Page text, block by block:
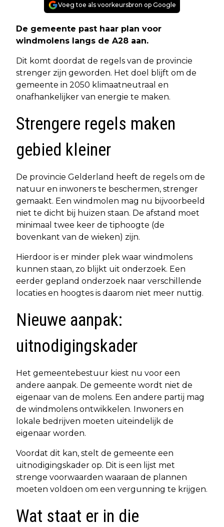
Voeg toe als voorkeursbron op Google
De gemeente past haar plan voor
windmolens langs de A28 aan.
Dit komt doordat de regels van de provincie
strenger zijn geworden. Het doel blijft om de
gemeente in 2050 klimaatneutraal en
onafhankelijker van energie te maken.
Strengere regels maken
gebied kleiner
De provincie Gelderland heeft de regels om de
natuur en inwoners te beschermen, strenger
gemaakt. Een windmolen mag nu bijvoorbeeld
niet te dicht bij huizen staan. De afstand moet
minimaal twee keer de tiphoogte (de
bovenkant van de wieken) zijn.
Hierdoor is er minder plek waar windmolens
kunnen staan, zo blijkt uit onderzoek. Een
eerder gepland onderzoek naar verschillende
locaties en hoogtes is daarom niet meer nuttig.
Nieuwe aanpak:
uitnodigingskader
Het gemeentebestuur kiest nu voor een
andere aanpak. De gemeente wordt niet de
eigenaar van de molens. Een andere partij mag
de windmolens ontwikkelen. Inwoners en
lokale bedrijven moeten uiteindelijk de
eigenaar worden.
Voordat dit kan, stelt de gemeente een
uitnodigingskader op. Dit is een lijst met
strenge voorwaarden waaraan de plannen
moeten voldoen om een vergunning te krijgen.
Wat staat er in die